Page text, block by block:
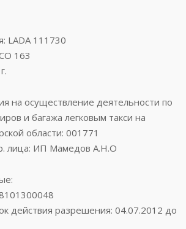
LADA 111730
163
на осуществление деятельности по
и багажа легковым такси на
области: 001771
лица: ИП Мамедов А.Н.О
действия разрешения: 04.07.2012 до